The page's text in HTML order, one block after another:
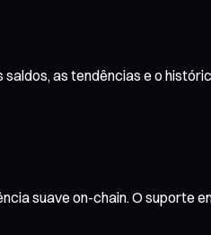
as tendências e o
suave on-chain. O suporte